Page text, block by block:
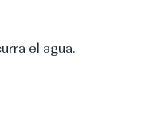
el agua.